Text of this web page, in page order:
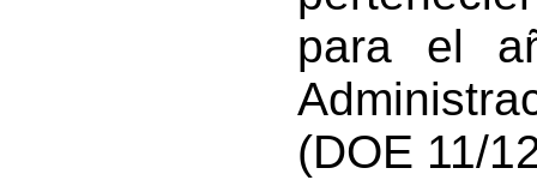
para el
(DOE 11/